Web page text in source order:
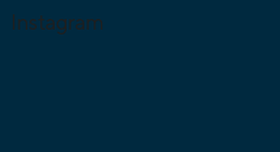
Instagram